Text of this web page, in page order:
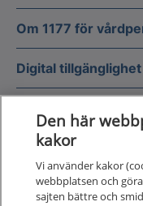
Om 1177 för
Digital tillgänglighet
för
Den här
kakor
Vi använder kakor
webbplatsen och
sajten bättre och